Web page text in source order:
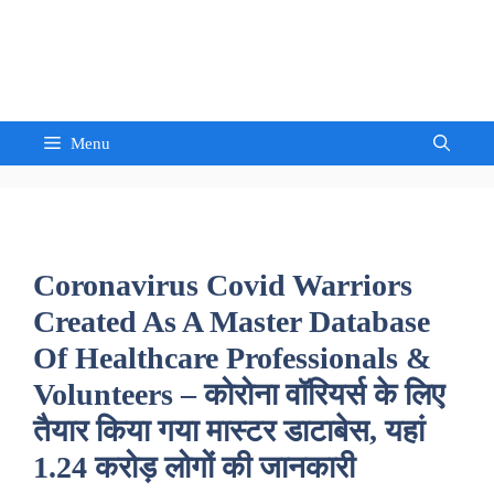
Menu
Coronavirus Covid Warriors
Created As A Master Database
Of Healthcare Professionals &
Volunteers – कोरोना वॉरियर्स के लिए
तैयार किया गया मास्टर डाटाबेस, यहां
1.24 करोड़ लोगों की जानकारी